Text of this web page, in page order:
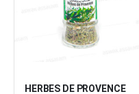
HERBES DE PROVENCE